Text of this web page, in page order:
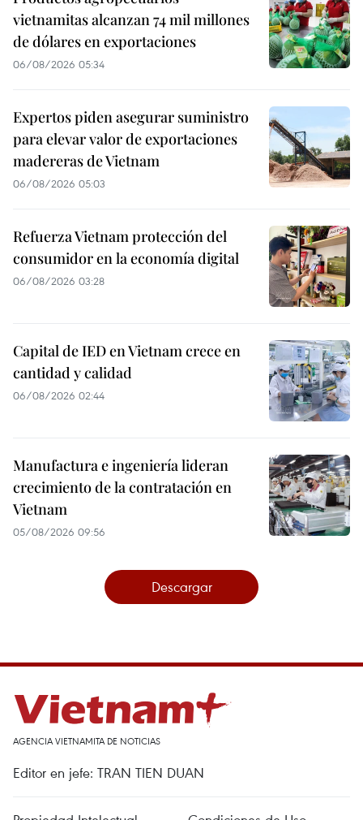
vietnamitas alcanzan 74 mil millones
de dólares en exportaciones
06/08/2026 05:34
Expertos piden asegurar suministro
para elevar valor de exportaciones
madereras de Vietnam
06/08/2026 05:03
Refuerza Vietnam protección del
consumidor en la economía digital
06/08/2026 03:28
Capital de IED en Vietnam crece en
cantidad y calidad
06/08/2026 02:44
Manufactura e ingeniería lideran
crecimiento de la contratación en
Vietnam
05/08/2026 09:56
Descargar
AGENCIA VIETNAMITA DE NOTICIAS
Editor en jefe: TRAN TIEN DUAN